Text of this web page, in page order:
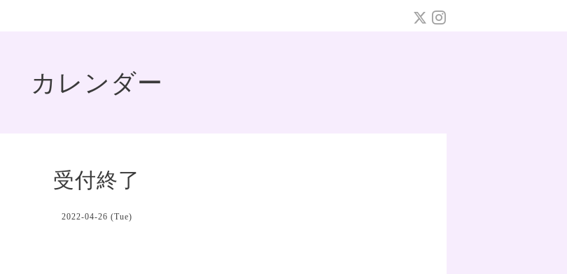
カレンダー
受付終了
2022-04-26 (Tue)